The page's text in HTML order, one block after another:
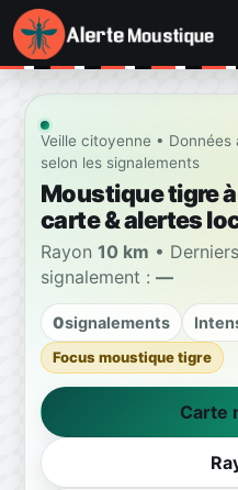
Veille citoyenne •
selon les signalements
Moustique tigre à
carte & alertes
Rayon 10 km • Derniers
signalement : —
0signalements
Focus moustique tigre
Carte